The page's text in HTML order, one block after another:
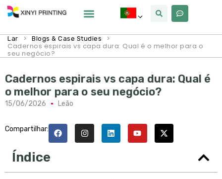
Lar > Blogs & Case Studies >
Cadernos espirais vs capa dura: Qual é o melhor para o
seu negócio?
Cadernos espirais vs capa dura: Qual é
o melhor para o seu negócio?
15/06/2026 Leão
Compartilhar:
Índice